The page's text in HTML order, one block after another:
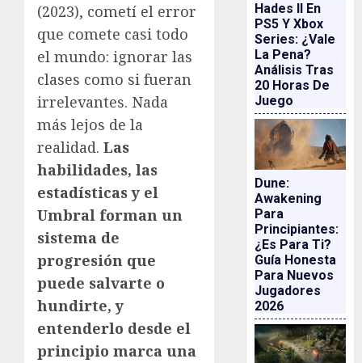
(2023), cometí el error
que comete casi todo
el mundo: ignorar las
clases como si fueran
irrelevantes. Nada
más lejos de la
realidad. Las
habilidades, las
estadísticas y el
Umbral forman un
sistema de
progresión que
puede salvarte o
hundirte, y
entenderlo desde el
principio marca una
Hades II En
PS5 Y Xbox
Series: ¿vale
La Pena?
Análisis Tras
20 Horas De
Juego
Dune:
Awakening
Para
Principiantes:
¿es Para Ti?
Guía Honesta
Para Nuevos
Jugadores
2026